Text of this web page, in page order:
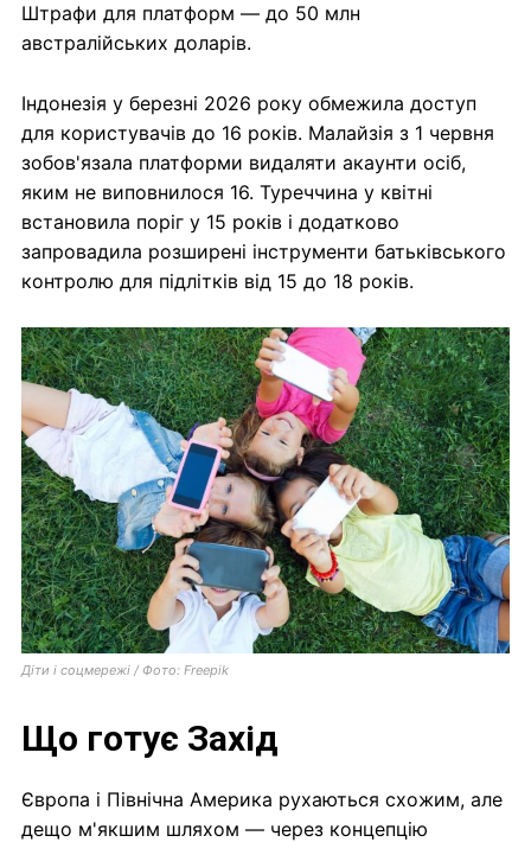
Штрафи для платформ — до 50 млн
австралійських доларів.
Індонезія у березні 2026 року обмежила доступ
для користувачів до 16 років. Малайзія з 1 червня
зобов'язала платформи видаляти акаунти осіб,
яким не виповнилося 16. Туреччина у квітні
встановила поріг у 15 років і додатково
запровадила розширені інструменти батьківського
контролю для підлітків від 15 до 18 років.
Діти і соцмережі / Фото: Freepik
Що готує Захід
Європа і Північна Америка рухаються схожим, але
дещо м'якшим шляхом — через концепцію